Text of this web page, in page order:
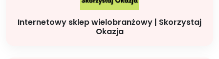
Internetowy sklep wielobranżowy | Skorzystaj
Okazja